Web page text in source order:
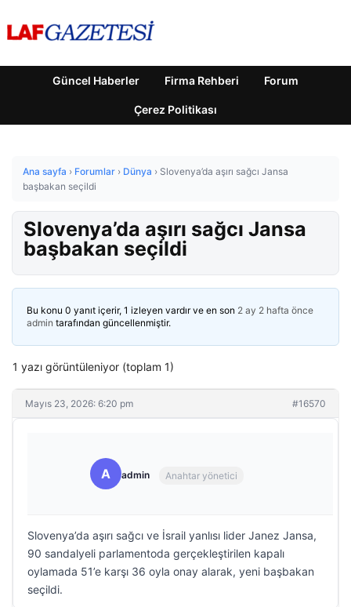
Güncel Haberler Firma Rehberi Forum
Çerez Politikası
Ana sayfa › Forumlar › Dünya › Slovenya’da aşırı sağcı Jansa
başbakan seçildi
Slovenya’da aşırı sağcı Jansa
başbakan seçildi
Bu konu 0 yanıt içerir, 1 izleyen vardır ve en son 2 ay 2 hafta önce
admin tarafından güncellenmiştir.
1 yazı görüntüleniyor (toplam 1)
Mayıs 23, 2026: 6:20 pm #16570
A admin Anahtar yönetici
Slovenya’da aşırı sağcı ve İsrail yanlısı lider Janez Jansa,
90 sandalyeli parlamentoda gerçekleştirilen kapalı
oylamada 51’e karşı 36 oyla onay alarak, yeni başbakan
seçildi.